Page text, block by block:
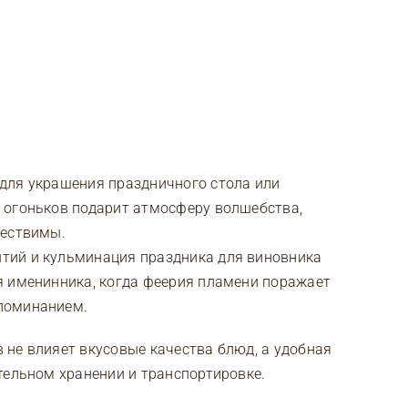
украшения праздничного стола или
подарит атмосферу волшебства,
и кульминация праздника для виновника
когда феерия пламени поражает
влияет вкусовые качества блюд, а удобная
хранении и транспортировке.